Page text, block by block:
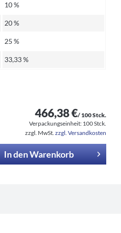
10 %
20 %
25 %
33,33 %
466,38 €/ 100 Stck.
Verpackungseinheit: 100 Stck.
zzgl. MwSt. zzgl. Versandkosten
In denWarenkorb